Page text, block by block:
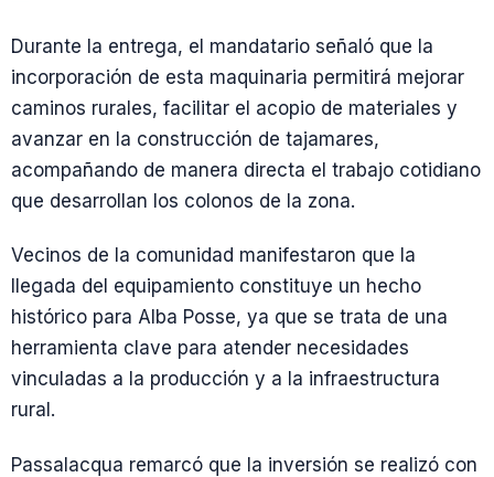
Durante la entrega, el mandatario señaló que la
incorporación de esta maquinaria permitirá mejorar
caminos rurales, facilitar el acopio de materiales y
avanzar en la construcción de tajamares,
acompañando de manera directa el trabajo cotidiano
que desarrollan los colonos de la zona.
Vecinos de la comunidad manifestaron que la
llegada del equipamiento constituye un hecho
histórico para Alba Posse, ya que se trata de una
herramienta clave para atender necesidades
vinculadas a la producción y a la infraestructura
rural.
Passalacqua remarcó que la inversión se realizó con